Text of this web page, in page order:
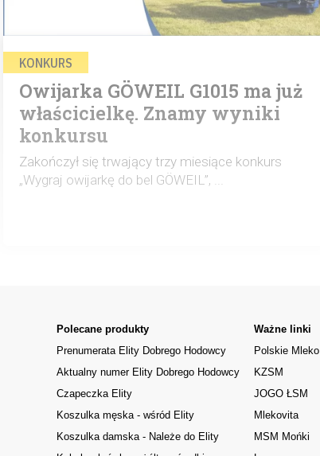
KONKURS
Owijarka GÖWEIL G1015 ma już
właścicielkę. Znamy wyniki
konkursu
Zakończył się trwający trzy miesiące konkurs
„Wygraj owijarkę do bel GÖWEIL”, ...
Polecane produkty
Prenumerata Elity Dobrego Hodowcy
Aktualny numer Elity Dobrego Hodowcy
Czapeczka Elity
Koszulka męska - wśród Elity
Koszulka damska - Należe do Elity
Ważne linki
Polskie Mleko
KZSM
JOGO ŁSM
Mlekovita
MSM Mońki